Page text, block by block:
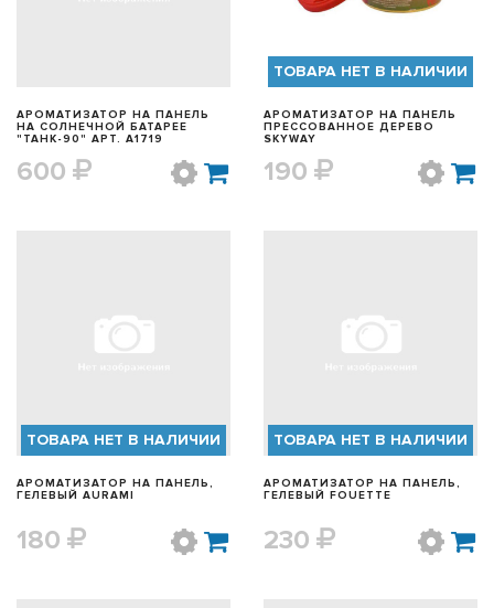
АРОМАТИЗАТОР НА ПАНЕЛЬ
НА СОЛНЕЧНОЙ БАТАРЕЕ
"ТАНК-90" АРТ. A1719
600
ТОВАРА НЕТ В НАЛИЧИИ
АРОМАТИЗАТОР НА ПАНЕЛЬ
ПРЕССОВАННОЕ ДЕРЕВО
SKYWAY
190
ТОВАРА НЕТ В НАЛИЧИИ
АРОМАТИЗАТОР НА ПАНЕЛЬ,
ГЕЛЕВЫЙ AURAMI
180
ТОВАРА НЕТ В НАЛИЧИИ
АРОМАТИЗАТОР НА ПАНЕЛЬ,
ГЕЛЕВЫЙ FOUETTE
230